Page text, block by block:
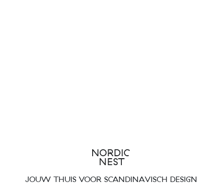
JOUW THUIS VOOR SCANDINAVISCH DESIGN